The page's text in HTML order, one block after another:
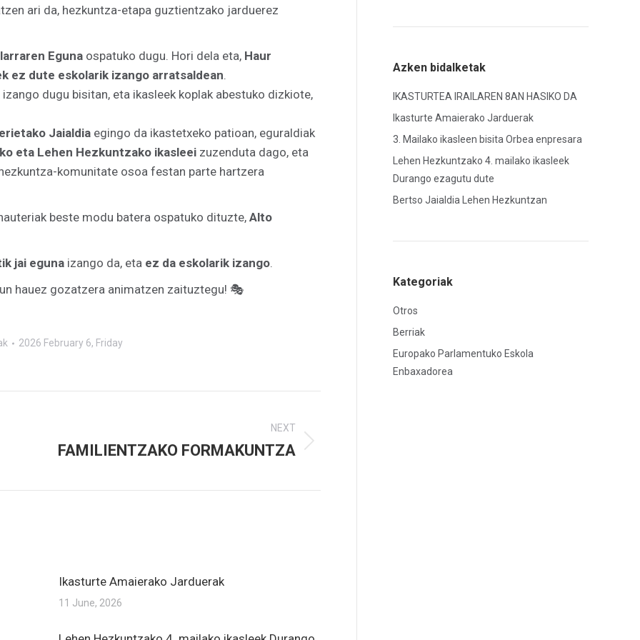
ari da, hezkuntza-etapa guztientzako jarduerez
Eguna ospatuko dugu. Hori dela eta, Haur
ez dute eskolarik izango arratsaldean.
izango dugu bisitan, eta ikasleek koplak abestuko dizkiote,
Jaialdia egingo da ikastetxeko patioan, eguraldiak
eta Lehen Hezkuntzako ikasleei zuzenduta dago, eta
komunitate osoa festan parte hartzera
beste modu batera ospatuko dituzte, Alto
jai eguna izango da, eta ez da eskolarik izango.
hauez gozatzera animatzen zaituztegu! 🎭
2026 February 6, Friday
NEXT
Next
FAMILIENTZAKO FORMAKUNTZA
Ikasturte Amaierako Jarduerak
11 June, 2026
Azken bidalketak
IKASTURTEA IRAILAREN 8AN HASIKO DA
Ikasturte Amaierako Jarduerak
3. Mailako ikasleen bisita Orbea enpresara
Lehen Hezkuntzako 4. mailako ikasleek
Durango ezagutu dute
Bertso Jaialdia Lehen Hezkuntzan
Kategoriak
Otros
Berriak
Europako Parlamentuko Eskola
Enbaxadorea